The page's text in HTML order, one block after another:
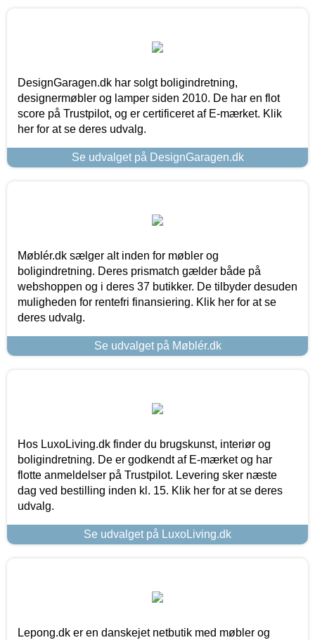
DesignGaragen.dk har solgt boligindretning,
designermøbler og lamper siden 2010. De har en flot
score på Trustpilot, og er certificeret af E-mærket. Klik
her for at se deres udvalg.
Se udvalget på DesignGaragen.dk
Møblér.dk sælger alt inden for møbler og
boligindretning. Deres prismatch gælder både på
webshoppen og i deres 37 butikker. De tilbyder desuden
muligheden for rentefri finansiering. Klik her for at se
deres udvalg.
Se udvalget på Møblér.dk
Hos LuxoLiving.dk finder du brugskunst, interiør og
boligindretning. De er godkendt af E-mærket og har
flotte anmeldelser på Trustpilot. Levering sker næste
dag ved bestilling inden kl. 15. Klik her for at se deres
udvalg.
Se udvalget på LuxoLiving.dk
Lepong.dk er en danskejet netbutik med møbler og